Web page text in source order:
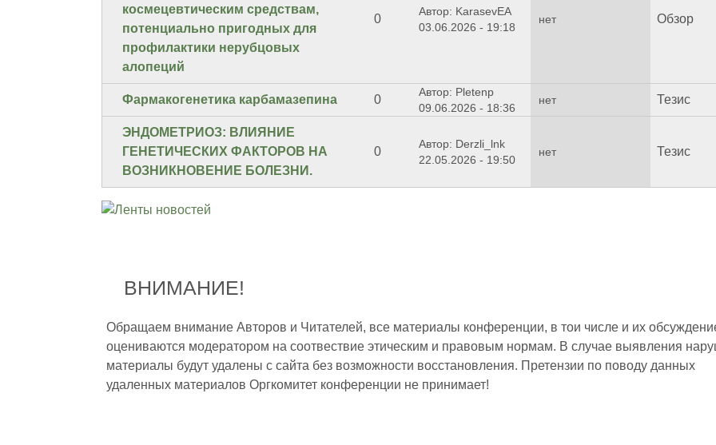
космецевтическим средствам,
потенциально пригодных для
профилактики нерубцовых
алопеций
0
Автор: KarasevEA
03.06.2026 - 19:18
нет Обзор
Фармакогенетика карбамазепина 0
Автор: Pletenp
09.06.2026 - 18:36
нет Тезис
ЭНДОМЕТРИОЗ: ВЛИЯНИЕ
ГЕНЕТИЧЕСКИХ ФАКТОРОВ НА
ВОЗНИКНОВЕНИЕ БОЛЕЗНИ.
0
Автор: Derzli_lnk
22.05.2026 - 19:50
нет Тезис
ВНИМАНИЕ!
Обращаем внимание Авторов и Читателей, все материалы конференции, в тои числе и их
оцениваются модератором на соотвествие этическим и правовым нормам. В случае выявления
материалы будут удалены с сайта без возможности восстановления. Претензии по поводу данных
удаленных материалов Оргкомитет конференции не принимает!